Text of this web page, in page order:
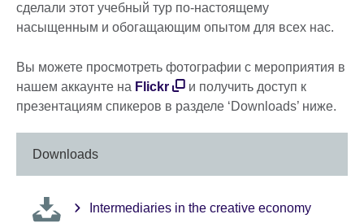
сделали этот учебный тур по-настоящему
насыщенным и обогащающим опытом для всех нас.
Вы можете просмотреть фотографии с мероприятия в
нашем аккаунте на Flickr
и получить доступ к
презентациям спикеров в разделе ‘Downloads’ ниже.
Downloads
Intermediaries in the creative economy